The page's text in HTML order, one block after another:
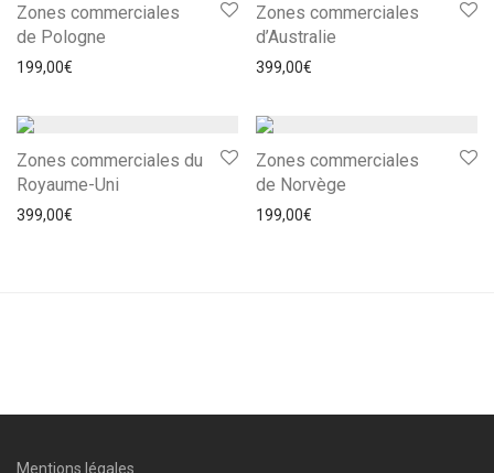
Zones commerciales
de Pologne
199,00€
Zones commerciales
d’Australie
399,00€
Zones commerciales du
Royaume-Uni
399,00€
Zones commerciales
de Norvège
199,00€
Mentions légales